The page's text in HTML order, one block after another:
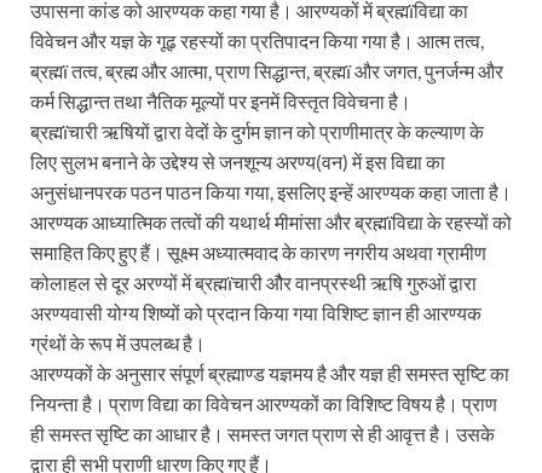
उपासना कांड को आरण्यक कहा गया है। आरण्यकों में ब्रह्मïविद्या का
विवेचन और यज्ञ के गूढ़ रहस्यों का प्रतिपादन किया गया है। आत्म तत्व,
ब्रह्मï तत्व, ब्रह्म और आत्मा, प्राण सिद्धान्त, ब्रह्मï और जगत, पुनर्जन्म और
कर्म सिद्धान्त तथा नैतिक मूल्यों पर इनमें विस्तृत विवेचना है।
ब्रह्मïचारी ऋषियों द्वारा वेदों के दुर्गम ज्ञान को प्राणीमात्र के कल्याण के
लिए सुलभ बनाने के उद्देश्य से जनशून्य अरण्य(वन) में इस विद्या का
अनुसंधानपरक पठन पाठन किया गया, इसलिए इन्हें आरण्यक कहा जाता है।
आरण्यक आध्यात्मिक तत्वों की यथार्थ मीमांसा और ब्रह्मïविद्या के रहस्यों को
समाहित किए हुए हैं। सूक्ष्म अध्यात्मवाद के कारण नगरीय अथवा ग्रामीण
कोलाहल से दूर अरण्यों में ब्रह्मïचारी औैर वानप्रस्थी ऋषि गुरुओं द्वारा
अरण्यवासी योग्य शिष्यों को प्रदान किया गया विशिष्ट ज्ञान ही आरण्यक
ग्रंथों के रूप में उपलब्ध है।
आरण्यकों के अनुसार संपूर्ण ब्रह्माण्ड यज्ञमय है और यज्ञ ही समस्त सृष्टि का
नियन्ता है। प्राण विद्या का विवेचन आरण्यकों का विशिष्ट विषय है। प्राण
ही समस्त सृष्टि का आधार है। समस्त जगत प्राण से ही आवृत्त है। उसके
द्वारा ही सभी प्राणी धारण किए गए हैं।